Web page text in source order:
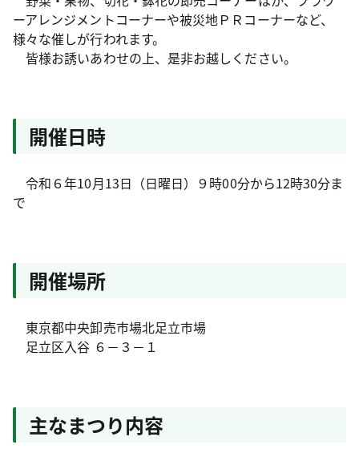
ーアレンジメントコーナーや被災地ＰＲコーナーなど、
様々な催しが行われます。
皆様お誘いあわせの上、是非お越しください。
開催日時
令和６年10月13日（日曜日）９時00分から12時30分ま
で
開催場所
東京都中央卸売市場北足立市場
足立区入谷 ６－３－１
主なまつり内容